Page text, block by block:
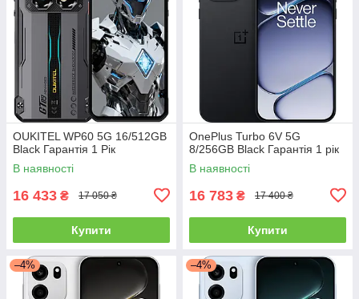
OUKITEL WP60 5G 16/512GB
Black Гарантія 1 Рік
В наявності
16 433 ₴ 17 050 ₴
Купити
OnePlus Turbo 6V 5G
8/256GB Black Гарантія 1 рік
В наявності
16 783 ₴ 17 400 ₴
Купити
–4% –4%